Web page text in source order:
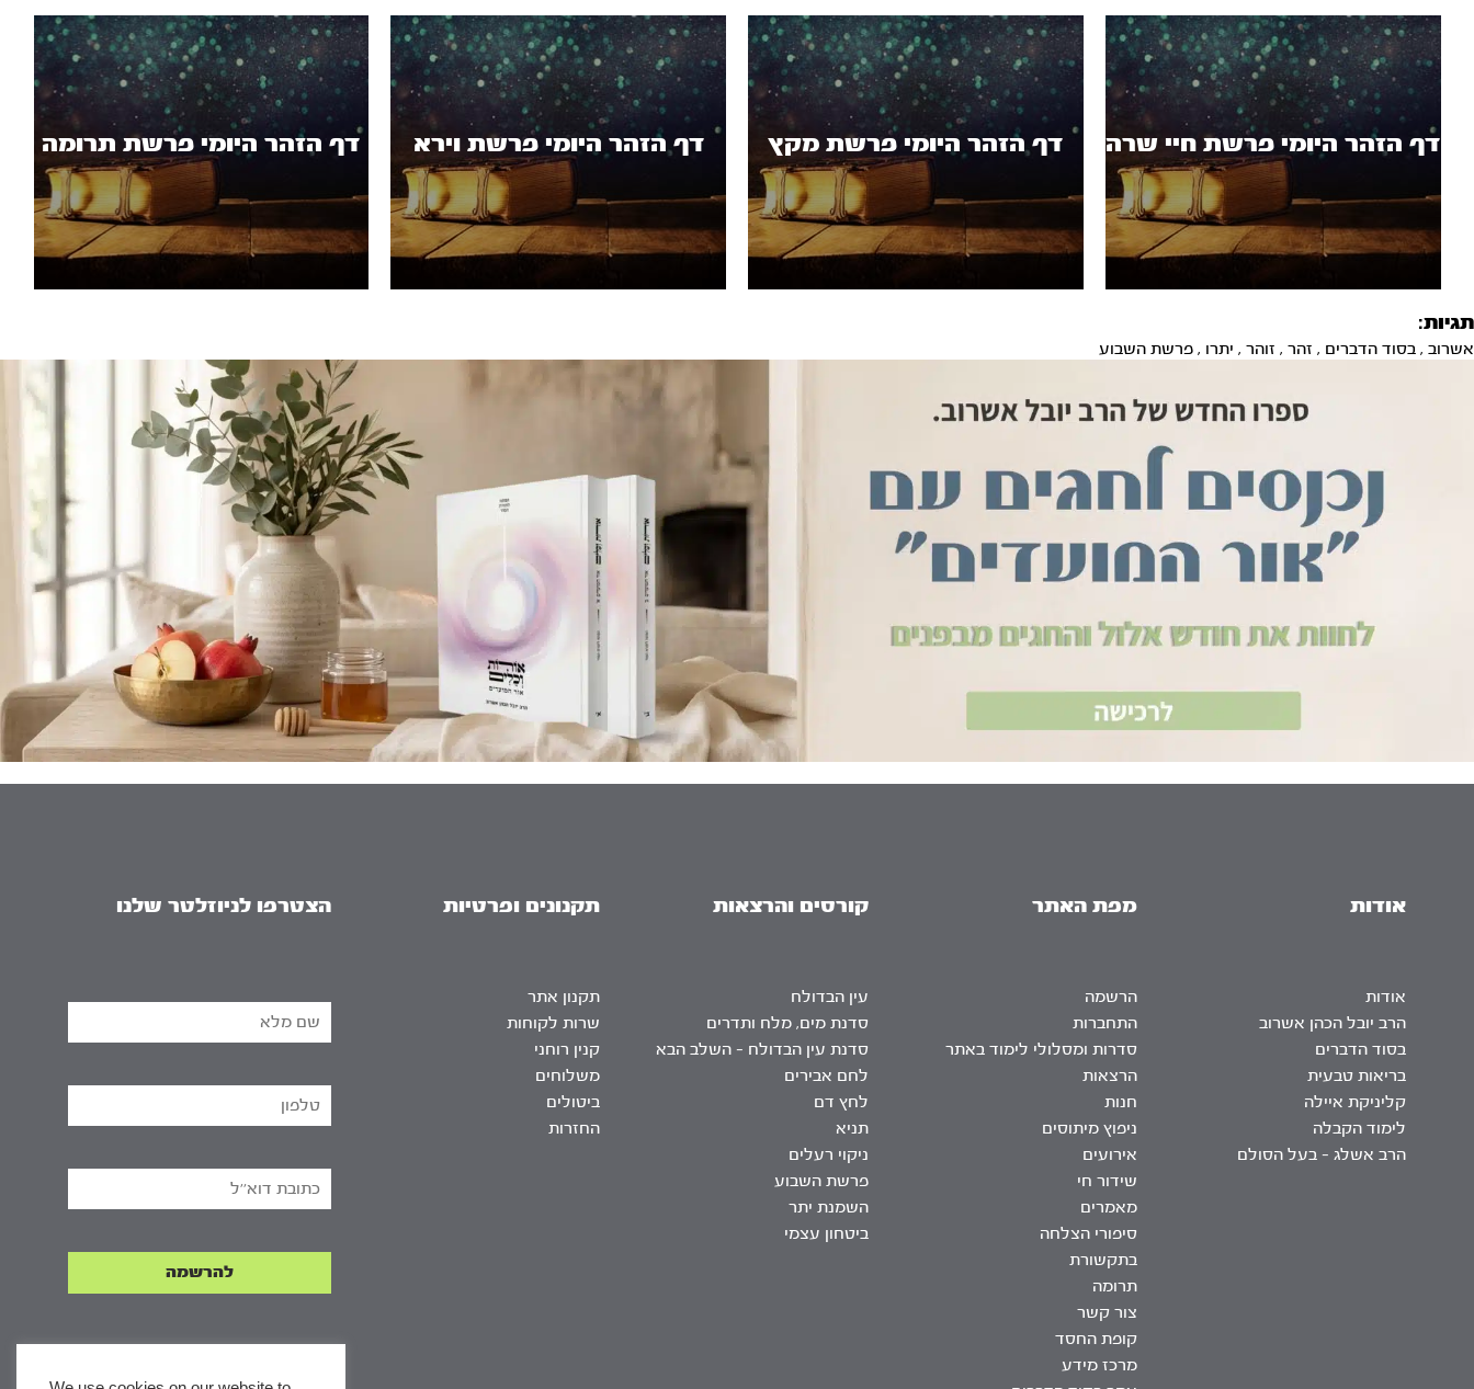
דף הזהר היומי פרשת חיי שרה דף הזהר היומי פרשת מקץ דף הזהר היומי פרשת וירא דף הזהר היומי פרשת תרומה
תגיות:
אשרוב , בסוד הדברים , זהר , זוהר , יתרו , פרשת השבוע
אודות
אודות
הרב יובל הכהן אשרוב
בסוד הדברים
בריאות טבעית
קליניקת איילה
לימוד הקבלה
הרב אשלג – בעל הסולם
מפת האתר
הרשמה
התחברות
סדרות ומסלולי לימוד באתר
הרצאות
חנות
ניפוץ מיתוסים
אירועים
שידור חי
מאמרים
סיפורי הצלחה
בתקשורת
תרומה
צור קשר
קופת החסד
מרכז מידע
קורסים והרצאות
עין הבדולח
סדנת מים, מלח ותדרים
סדנת עין הבדולח – השלב הבא
לחם אבירים
לחץ דם
תניא
ניקוי רעלים
פרשת השבוע
השמנת יתר
ביטחון עצמי
תקנונים ופרטיות
תקנון אתר
שרות לקוחות
קנין רוחני
משלוחים
ביטולים
החזרות
הצטרפו לניוזלטר שלנו